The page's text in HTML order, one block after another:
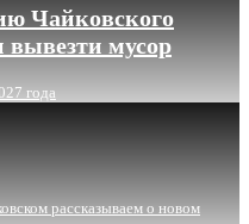
Чайковского
вывезти мусор
года
рассказываем о новом